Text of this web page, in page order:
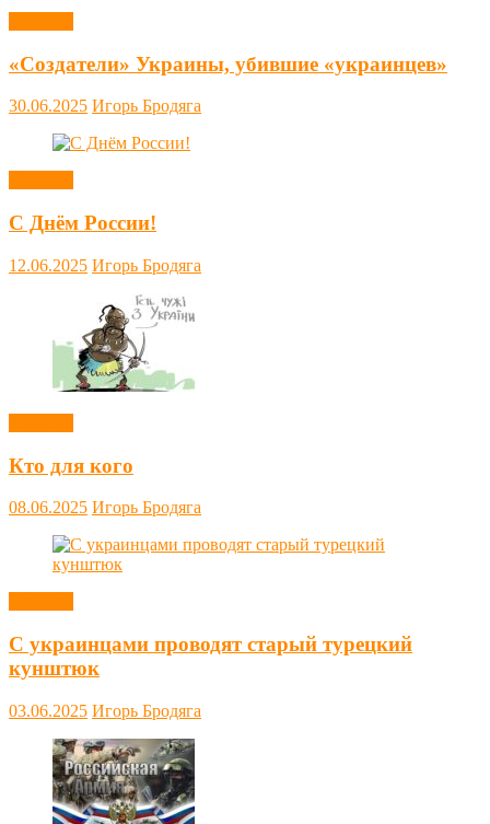
«Создатели» Украины, убившие «украинцев»
30.06.2025 Игорь Бродяга
С Днём России!
12.06.2025 Игорь Бродяга
Кто для кого
08.06.2025 Игорь Бродяга
С украинцами проводят старый турецкий
кунштюк
03.06.2025 Игорь Бродяга